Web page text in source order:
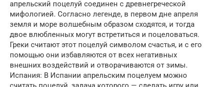
апрельский поцелуй соединен с древнегреческой
мифологией. Согласно легенде, в первом дне апреля
земля и море волшебным образом сходятся, и тогда
двое влюбленных могут встретиться и поцеловаться.
Греки считают этот поцелуй символом счастья, и с его
помощью они избавляются от всех негативных
внешних воздействий и отворачиваются от зимы.
Испания: В Испании апрельским поцелуем можно